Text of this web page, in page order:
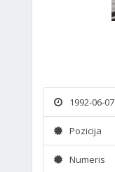
1992-06-07
Pozicija
Numeris